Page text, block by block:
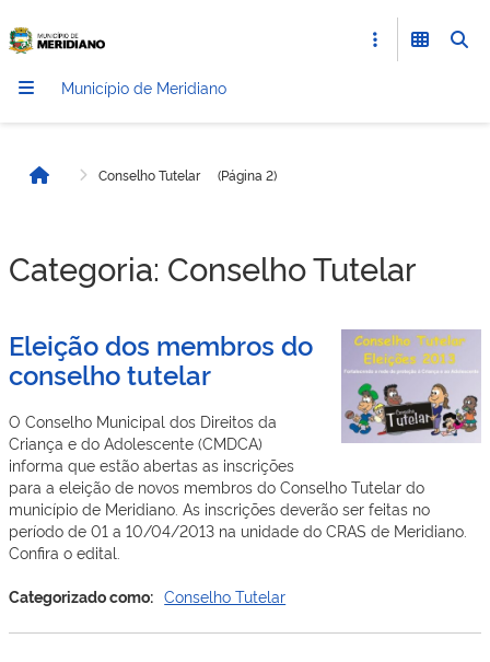
Município de Meridiano
Início Conselho Tutelar (Página 2)
Categoria: Conselho Tutelar
Eleição dos membros do
conselho tutelar
O Conselho Municipal dos Direitos da
Criança e do Adolescente (CMDCA)
informa que estão abertas as inscrições
para a eleição de novos membros do Conselho Tutelar do
município de Meridiano. As inscrições deverão ser feitas no
período de 01 a 10/04/2013 na unidade do CRAS de Meridiano.
Confira o edital.
Categorizado como: Conselho Tutelar